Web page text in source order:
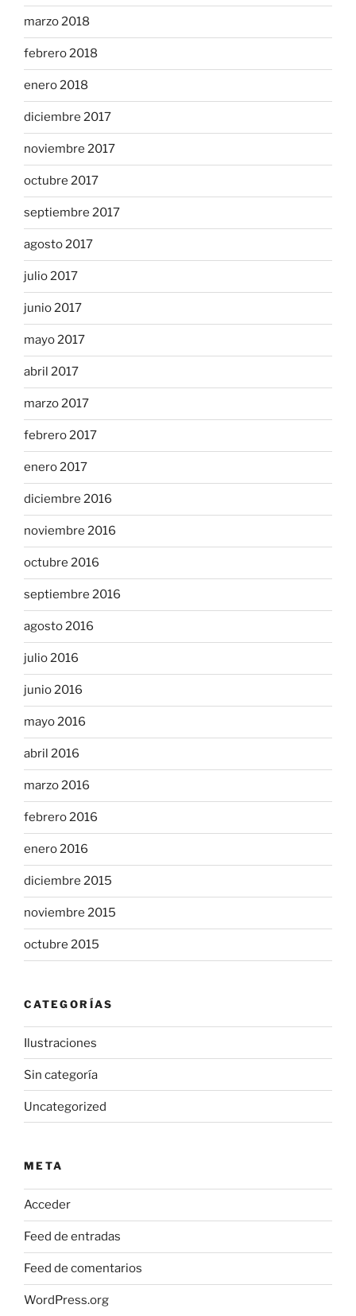
marzo 2018
febrero 2018
enero 2018
diciembre 2017
noviembre 2017
octubre 2017
septiembre 2017
agosto 2017
julio 2017
junio 2017
mayo 2017
abril 2017
marzo 2017
febrero 2017
enero 2017
diciembre 2016
noviembre 2016
octubre 2016
septiembre 2016
agosto 2016
julio 2016
junio 2016
mayo 2016
abril 2016
marzo 2016
febrero 2016
enero 2016
diciembre 2015
noviembre 2015
octubre 2015
CATEGORÍAS
Ilustraciones
Sin categoría
Uncategorized
META
Acceder
Feed de entradas
Feed de comentarios
WordPress.org